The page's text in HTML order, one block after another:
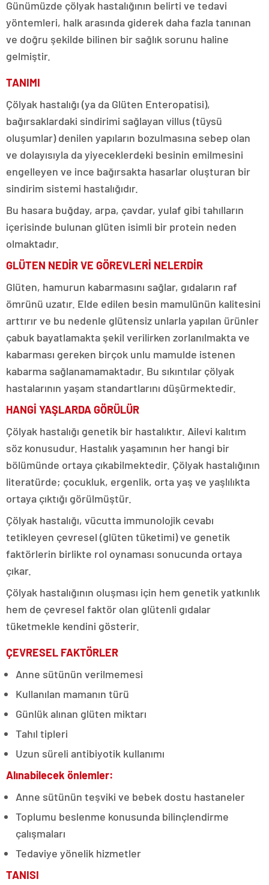
Günümüzde çölyak hastalığının belirti ve tedavi
yöntemleri, halk arasında giderek daha fazla tanınan
ve doğru şekilde bilinen bir sağlık sorunu haline
gelmiştir.
TANIMI
Çölyak hastalığı (ya da Glüten Enteropatisi),
bağırsaklardaki sindirimi sağlayan villus (tüysü
oluşumlar) denilen yapıların bozulmasına sebep olan
ve dolayısıyla da yiyeceklerdeki besinin emilmesini
engelleyen ve ince bağırsakta hasarlar oluşturan bir
sindirim sistemi hastalığıdır.
Bu hasara buğday, arpa, çavdar, yulaf gibi tahılların
içerisinde bulunan glüten isimli bir protein neden
olmaktadır.
GLÜTEN NEDİR VE GÖREVLERİ NELERDİR
Glüten, hamurun kabarmasını sağlar, gıdaların raf
ömrünü uzatır. Elde edilen besin mamulünün kalitesini
arttırır ve bu nedenle glütensiz unlarla yapılan ürünler
çabuk bayatlamakta şekil verilirken zorlanılmakta ve
kabarması gereken birçok unlu mamulde istenen
kabarma sağlanamamaktadır. Bu sıkıntılar çölyak
hastalarının yaşam standartlarını düşürmektedir.
HANGİ YAŞLARDA GÖRÜLÜR
Çölyak hastalığı genetik bir hastalıktır. Ailevi kalıtım
söz konusudur. Hastalık yaşamının her hangi bir
bölümünde ortaya çıkabilmektedir. Çölyak hastalığının
literatürde; çocukluk, ergenlik, orta yaş ve yaşlılıkta
ortaya çıktığı görülmüştür.
Çölyak hastalığı, vücutta immunolojik cevabı
tetikleyen çevresel (glüten tüketimi) ve genetik
faktörlerin birlikte rol oynaması sonucunda ortaya
çıkar.
Çölyak hastalığının oluşması için hem genetik yatkınlık
hem de çevresel faktör olan glütenli gıdalar
tüketmekle kendini gösterir.
ÇEVRESEL FAKTÖRLER
Anne sütünün verilmemesi
Kullanılan mamanın türü
Günlük alınan glüten miktarı
Tahıl tipleri
Uzun süreli antibiyotik kullanımı
Alınabilecek önlemler:
Anne sütünün teşviki ve bebek dostu hastaneler
Toplumu beslenme konusunda bilinçlendirme
çalışmaları
Tedaviye yönelik hizmetler
TANISI